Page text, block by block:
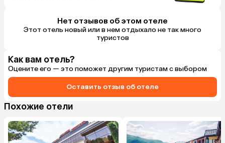
Нет отзывов об этом отеле
Этот отель новый или в нем отдыхало не так много
туристов
Как вам отель?
Оцените его — это поможет другим туристам с выбором
Оставить отзыв об отеле
Похожие отели